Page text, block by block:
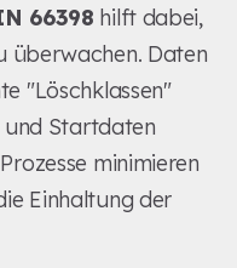
66398 hilft dabei,
überwachen. Daten
"Löschklassen"
und Startdaten
minimieren
Einhaltung der